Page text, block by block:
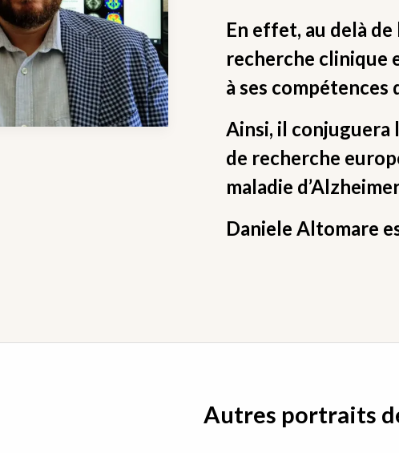
En effet, au delà
recherche clinique
à ses
Ainsi, il conjuguera
de recherche
maladie
Daniele Altomare
Autres portraits